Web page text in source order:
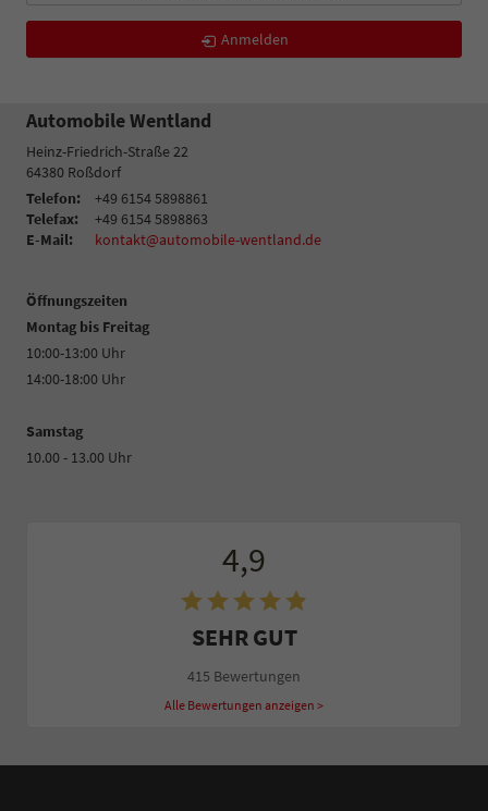
Anmelden
Automobile Wentland
Heinz-Friedrich-Straße 22
64380 Roßdorf
Telefon:
+49 6154 5898861
Telefax:
+49 6154 5898863
E-Mail:
kontakt@automobile-wentland.de
Öffnungszeiten
Montag bis Freitag
10:00-13:00 Uhr
14:00-18:00 Uhr
Samstag
10.00 - 13.00 Uhr
4,9
SEHR GUT
415 Bewertungen
Alle Bewertungen anzeigen >